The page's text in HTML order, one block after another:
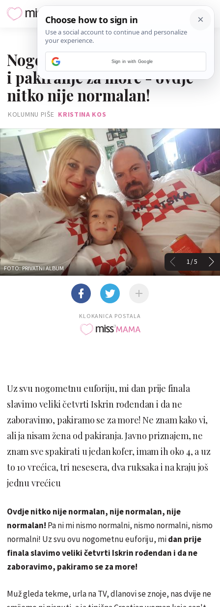
Nogometno ludilo, rođendan
i pakiranje za more - ovdje
nitko nije normalan!
KOLUMNU PIŠE KRISTINA KOS
1/5
FOTO: PRIVATNI ALBUM
KLOKANICA POSTALA
Uz svu nogometnu euforiju, mi dan prije finala
slavimo veliki četvrti Iskrin rođendan i da ne
zaboravimo, pakiramo se za more! Ne znam kako vi,
ali ja nisam žena od pakiranja. Javno priznajem, ne
znam sve spakirati u jedan kofer, imam ih oko 4, a uz
to 10 vrećica, tri nesesera, dva ruksaka i na kraju još
jednu vrećicu
Ovdje nitko nije normalan, nije normalan, nije
normalan! Pa ni mi nismo normalni, nismo normalni, nismo
normalni! Uz svu ovu nogometnu euforiju, midan prije
finala slavimo veliki četvrti Iskrin rođendan i da ne
zaboravimo, pakiramo se za more!
Muž gleda tekme, urla na TV, dlanovi se znoje, nas dvije ne
Sign in with Google